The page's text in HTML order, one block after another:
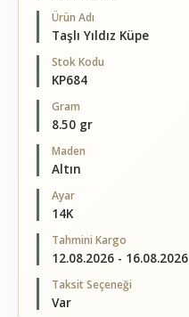
Ürün Adı
Taşlı Yıldız Küpe
Stok Kodu
KP684
Gram
8.50 gr
Maden
Altın
Ayar
14K
Tahmini Kargo
12.08.2026 - 16.08.2026
Taksit Seçeneği
Var